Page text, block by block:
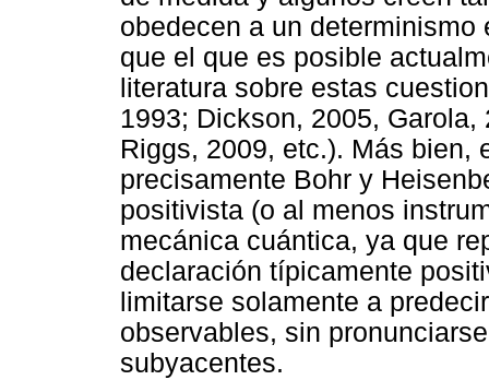
obedecen a un
que el que es posible
literatura sobre estas
1993; Dickson, 2005,
Riggs, 2009, etc.). Más bien,
precisamente Bohr y
positivista (o al menos
mecánica cuántica, ya que
declaración típicamente
limitarse solamente a
observables, sin
subyacentes.